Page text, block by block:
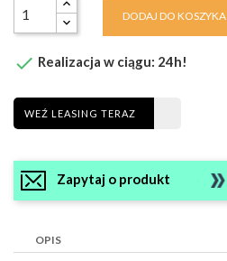
DODAJ DO KOSZYKA
 Realizacja w ciągu: 24h!
WEŹ LEASING TERAZ
Zapytaj o produkt
OPIS